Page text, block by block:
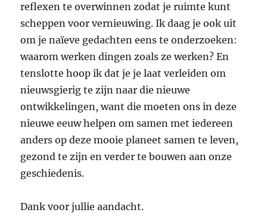
reflexen te overwinnen zodat je ruimte kunt
scheppen voor vernieuwing. Ik daag je ook uit
om je naïeve gedachten eens te onderzoeken:
waarom werken dingen zoals ze werken? En
tenslotte hoop ik dat je je laat verleiden om
nieuwsgierig te zijn naar die nieuwe
ontwikkelingen, want die moeten ons in deze
nieuwe eeuw helpen om samen met iedereen
anders op deze mooie planeet samen te leven,
gezond te zijn en verder te bouwen aan onze
geschiedenis.
Dank voor jullie aandacht.